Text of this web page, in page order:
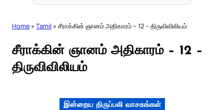
Home » Tamil » சீராக்கின் ஞானம் அதிகாரம் – 12 – திருவிவிலியம்
சீராக்கின் ஞானம் அதிகாரம் – 12 –
திருவிவிலியம்
இன்றைய திருப்பலி வாசகங்கள்